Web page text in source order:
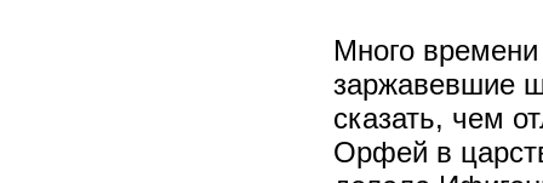
Много
заржавевшие
сказать, чем
Орфей в